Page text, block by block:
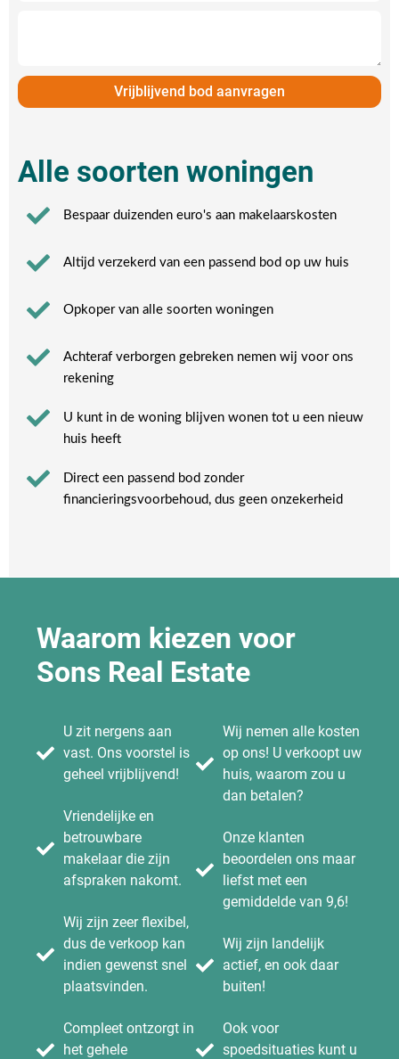
Vrijblijvend bod aanvragen
Alle soorten woningen
Bespaar duizenden euro's aan makelaarskosten
Altijd verzekerd van een passend bod op uw huis
Opkoper van alle soorten woningen
Achteraf verborgen gebreken nemen wij voor ons
rekening​
U kunt in de woning blijven wonen tot u een nieuw
huis heeft​
Direct een passend bod zonder
financieringsvoorbehoud, dus geen onzekerheid​
Waarom kiezen voor
Sons Real Estate
U zit nergens aan
vast. Ons voorstel is
geheel vrijblijvend!
Vriendelijke en
betrouwbare
makelaar die zijn
afspraken nakomt.
Wij zijn zeer flexibel,
dus de verkoop kan
indien gewenst snel
plaatsvinden.
Compleet ontzorgt in
het gehele
Wij nemen alle kosten
op ons! U verkoopt uw
huis, waarom zou u
dan betalen?
Onze klanten
beoordelen ons maar
liefst met een
gemiddelde van 9,6!
Wij zijn landelijk
actief, en ook daar
buiten!
Ook voor
spoedsituaties kunt u